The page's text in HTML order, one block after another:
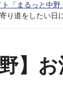
「まるっと中野
り道をしたい
】